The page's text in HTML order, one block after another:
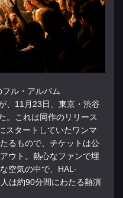
ル・アルバム
、11月23日、東京・渋谷
。これは同作のリリース
スタートしていたワンマ
るもので、チケットは公
ウト。熱心なファンで埋
空気の中で、HAL-
は約90分間にわたる熱演